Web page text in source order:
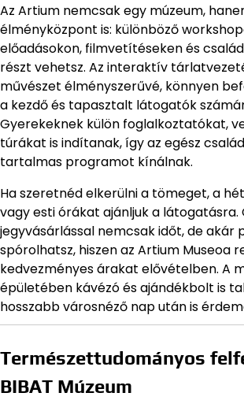
Az Artium nemcsak egy múzeum,
élményközpont is: különböző
előadásokon, filmvetítéseken és
részt vehetsz. Az interaktív
művészet élményszerűvé, könnyen
a kezdő és tapasztalt látogatók
Gyerekeknek külön foglalkoztatókat,
túrákat is indítanak, így az egész
tartalmas programot kínálnak.
Ha szeretnéd elkerülni a tömeget, a
vagy esti órákat ajánljuk a látogatásra.
jegyvásárlással nemcsak időt, de akár
spórolhatsz, hiszen az Artium Museoa
kedvezményes árakat elővételben. A
épületében kávézó és ajándékbolt is
hosszabb városnéző nap után is
Természettudományos
BIBAT Múzeum